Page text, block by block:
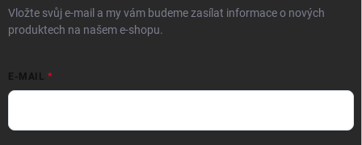
Vložte svůj e-mail a my vám budeme zasílat informace o nových
produktech na našem e-shopu.
E-MAIL